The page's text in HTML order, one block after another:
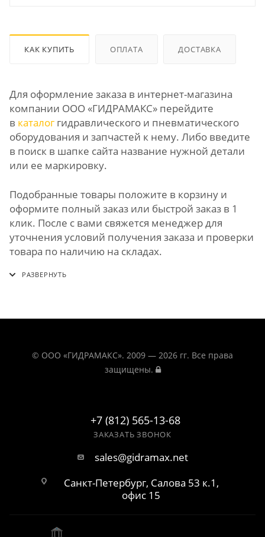
КАК КУПИТЬ ОПЛАТА ДОСТАВКА
Для оформление заказа в интернет-магазина
компании ООО «ГИДРАМАКС» перейдите
в каталог гидравлического и пневматического
оборудования и запчастей к нему. Либо введите
в поиск в шапке сайта название нужной детали
или ее маркировку.
Подобранные товары положите в корзину и
оформите полный заказ или быстрой заказ в 1
клик. После с вами свяжется менеджер для
уточнения условий получения заказа и проверки
товара по наличию на складах.
© ООО «ГИДРАМАКС». 2009 — 2026 гг. Все права
защищены.
+7 (812) 565-13-68
ЗАКАЗАТЬ ЗВОНОК
sales@gidramax.net
Санкт-Петербург, Салова 53 к.1,
офис 15